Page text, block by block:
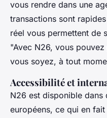
vous rendre dans une
transactions sont
réel vous permettent de
"Avec N26, vous
vous soyez, à tout
Accessibilité et
N26 est disponible dans
européens, ce qui en